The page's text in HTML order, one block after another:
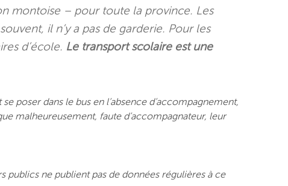
montoise – pour toute la province. Les
il n’y a pas de garderie. Pour les
d’école. Le transport scolaire est une
poser dans le bus en l’absence d’accompagnement,
malheureusement, faute d’accompagnateur, leur
publics ne publient pas de données régulières à ce